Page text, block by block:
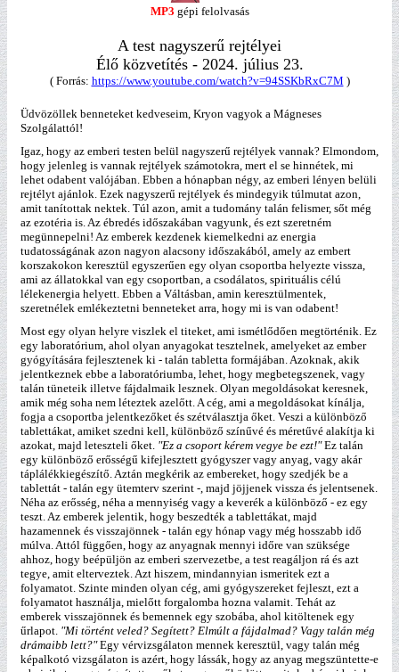
MP3 gépi felolvasás
A test nagyszerű rejtélyei
Élő közvetítés - 2024. július 23.
( Forrás: https://www.youtube.com/watch?v=94SSKbRxC7M )
Üdvözöllek benneteket kedveseim, Kryon vagyok a Mágneses
Szolgálattól!
Igaz, hogy az emberi testen belül nagyszerű rejtélyek vannak? Elmondom,
hogy jelenleg is vannak rejtélyek számotokra, mert el se hinnétek, mi
lehet odabent valójában. Ebben a hónapban négy, az emberi lényen belüli
rejtélyt ajánlok. Ezek nagyszerű rejtélyek és mindegyik túlmutat azon,
amit tanítottak nektek. Túl azon, amit a tudomány talán felismer, sőt még
az ezotéria is. Az ébredés időszakában vagyunk, és ezt szeretném
megünnepelni! Az emberek kezdenek kiemelkedni az energia
tudatosságának azon nagyon alacsony időszakából, amely az embert
korszakokon keresztül egyszerűen egy olyan csoportba helyezte vissza,
ami az állatokkal van egy csoportban, a csodálatos, spirituális célú
lélekenergia helyett. Ebben a Váltásban, amin keresztülmentek,
szeretnélek emlékeztetni benneteket arra, hogy mi is van odabent!
Most egy olyan helyre viszlek el titeket, ami ismétlődően megtörténik. Ez
egy laboratórium, ahol olyan anyagokat tesztelnek, amelyeket az ember
gyógyítására fejlesztenek ki - talán tabletta formájában. Azoknak, akik
jelentkeznek ebbe a laboratóriumba, lehet, hogy megbetegszenek, vagy
talán tüneteik illetve fájdalmaik lesznek. Olyan megoldásokat keresnek,
amik még soha nem léteztek azelőtt. A cég, ami a megoldásokat kínálja,
fogja a csoportba jelentkezőket és szétválasztja őket. Veszi a különböző
tablettákat, amiket szedni kell, különböző színűvé és méretűvé alakítja ki
azokat, majd leteszteli őket. "Ez a csoport kérem vegye be ezt!"Ez talán
egy különböző erősségű kifejlesztett gyógyszer vagy anyag, vagy akár
táplálékkiegészítő. Aztán megkérik az embereket, hogy szedjék be a
tablettát - talán egy ütemterv szerint -, majd jöjjenek vissza és jelentsenek.
Néha az erősség, néha a mennyiség vagy a keverék a különböző - ez egy
teszt. Az emberek jelentik, hogy beszedték a tablettákat, majd
hazamennek és visszajönnek - talán egy hónap vagy még hosszabb idő
múlva. Attól függően, hogy az anyagnak mennyi időre van szüksége
ahhoz, hogy beépüljön az emberi szervezetbe, a test reagáljon rá és azt
tegye, amit elterveztek. Azt hiszem, mindannyian ismeritek ezt a
folyamatot. Szinte minden olyan cég, ami gyógyszereket fejleszt, ezt a
folyamatot használja, mielőtt forgalomba hozna valamit. Tehát az
emberek visszajönnek és bemennek egy szobába, ahol kitöltenek egy
űrlapot. "Mi történt veled? Segített? Elmúlt a fájdalmad? Vagy talán még
drámaibb lett?"Egy vérvizsgálaton mennek keresztül, vagy talán még
képalkotó vizsgálaton is azért, hogy lássák, hogy az anyag megszüntette-e